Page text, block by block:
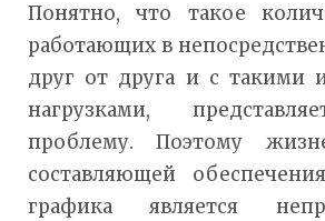
Понятно, что такое
работающих в
друг от друга и с такими
нагрузками,
проблему. Поэтому
составляющей
графика является